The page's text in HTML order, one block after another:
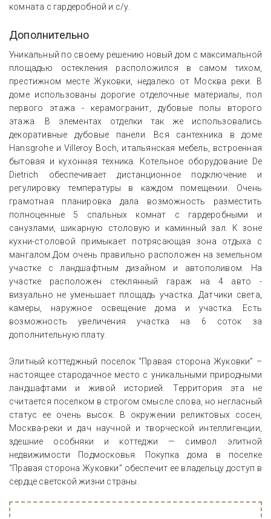
комната с гардеробной и с/у.
Дополнительно
Уникальный по своему решению новый дом с максимальной
площадью остекления расположился в самом тихом,
престижном месте Жуковки, недалеко от Москва реки. В
доме использованы дорогие отделочные материалы, пол
первого этажа - керамогранит, дубовые полы второго
этажа. В элементах отделки так же использовались
декоративные дубовые панели. Вся сантехника в доме
Hansgrohe и Villeroy Boch, итальянская мебель, встроенная
бытовая и кухонная техника. Котельное оборудование De
Dietrich обеспечивает дистанционное подключение и
регулировку температуры в каждом помещении. Очень
грамотная планировка дала возможность разместить
полноценные 5 спальных комнат с гардеробными и
санузлами, шикарную столовую и каминный зал. К зоне
кухни-столовой примыкает потрясающая зона отдыха с
мангалом.Дом очень правильно расположен на земельном
участке с ландшафтным дизайном и автополивом. На
участке расположен стеклянный гараж на 4 авто -
визуально не уменьшает площадь участка. Датчики света,
камеры, наружное освещение дома и участка. Есть
возможность увеличения участка на 6 соток за
дополнительную плату.
Элитный коттеджный поселок “Правая сторона Жуковки” –
настоящее стародачное место с уникальными природными
ландшафтами и живой историей. Территория эта не
считается поселком в строгом смысле слова, но негласный
статус ее очень высок. В окружении реликтовых сосен,
Москва-реки и дач научной и творческой интеллигенции,
здешние особняки и коттеджи — символ элитной
недвижимости Подмосковья. Покупка дома в поселке
“Правая сторона Жуковки” обеспечит ее владельцу доступ в
сердце светской жизни страны.